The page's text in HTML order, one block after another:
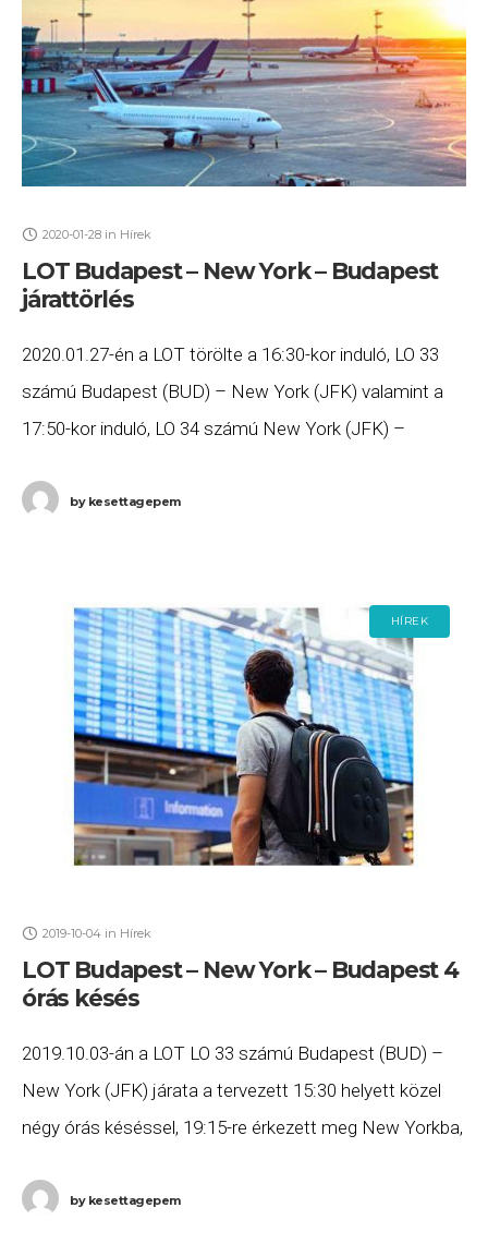
2020-01-28 in Hírek
LOT Budapest – New York – Budapest
járattörlés
2020.01.27-én a LOT törölte a 16:30-kor induló, LO 33
számú Budapest (BUD) – New York (JFK) valamint a
17:50-kor induló, LO 34 számú New York (JFK) –
bykesettagepem
HÍREK
2019-10-04 in Hírek
LOT Budapest – New York – Budapest 4
órás késés
2019.10.03-án a LOT LO 33 számú Budapest (BUD) –
New York (JFK) járata a tervezett 15:30 helyett közel
négy órás késéssel, 19:15-re érkezett meg New Yorkba,
bykesettagepem